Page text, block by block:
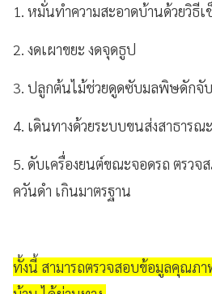
1. หมั่นทําความสะอาดบ้านด้วยวิธี
2. งดเผาขยะ งดจุดธูป
3. ปลูกต้นไม้ช่วยดูดซับมลพิษดักจั
4. เดินทางด้วยระบบขนส่งสาธารณะ
5. ดับเครื่องยนต์ขณะจอดรถ ตรวจ
ควันดํา เกินมาตรฐาน
ทั้งนี้ สามารถตรวจสอบข้อมูลคุณภ